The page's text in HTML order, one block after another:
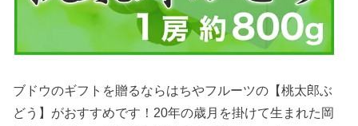
ブドウのギフトを贈るならはちやフルーツの【桃太郎ぶ
どう】がおすすめです！20年の歳月を掛けて生まれた岡